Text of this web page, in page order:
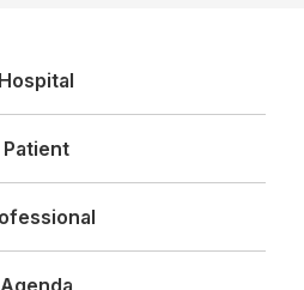
Hospital
Patient
Agenda